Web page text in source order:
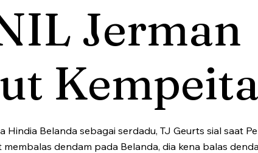
Jerman
Hindia Belanda sebagai serdadu, TJ Geurts sial saat
dendam pada Belanda, dia kena balas